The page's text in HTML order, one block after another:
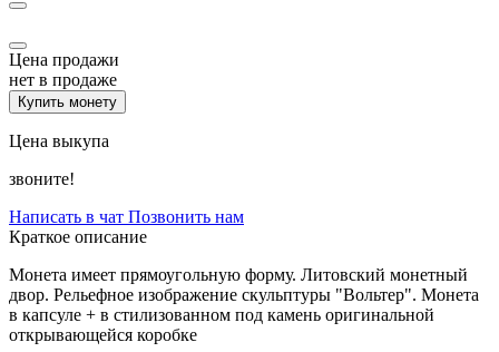
Цена продажи
нет в продаже
Купить монету
Цена выкупа
звоните!
Написать в чат Позвонить нам
Краткое описание
Монета имеет прямоугольную форму. Литовский монетный
двор. Рельефное изображение скульптуры "Вольтер". Монета
в капсуле + в стилизованном под камень оригинальной
открывающейся коробке